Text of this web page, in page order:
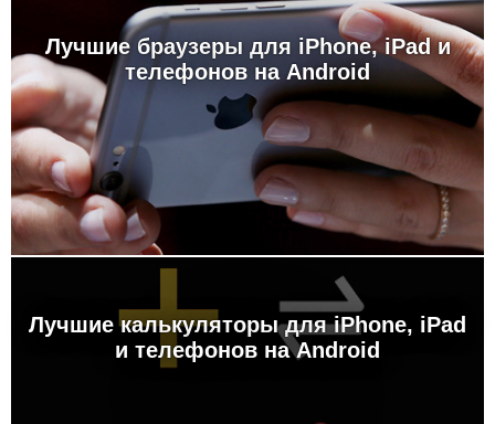
Лучшие браузеры для iPhone, iPad и
телефонов на Android
Лучшие калькуляторы для iPhone, iPad
и телефонов на Android